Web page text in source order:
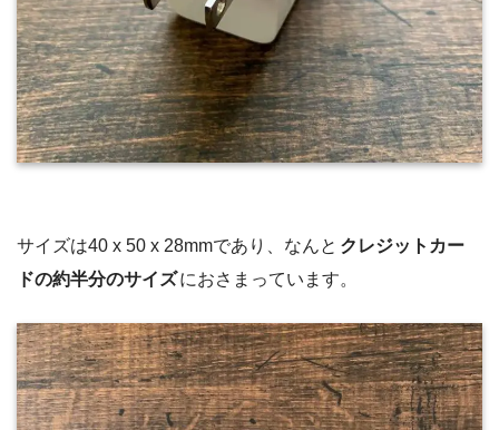
サイズは40 x 50 x 28mmであり、なんと クレジットカー
ドの約半分のサイズにおさまっています。